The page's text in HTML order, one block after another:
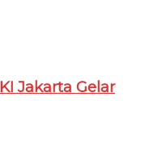
Jakarta Gelar